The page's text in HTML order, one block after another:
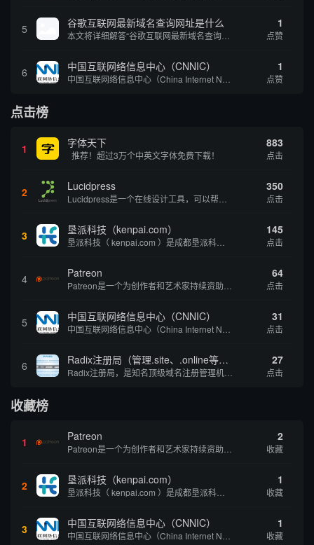
5 谷歌互联网最新域名查询网址是什么 1
点赞
6 中国互联网络信息中心（CNNIC） 1
点赞
点击榜
1 字体天下
推荐！超过3万个中英文字体免费下载！
883
点击
2 Lucidpress 350
点击
3 垦派科技（kenpai.com） 145
点击
4 Patreon 64
点击
5 中国互联网络信息中心（CNNIC） 31
点击
6 Radix注册局（管理.site、.online等顶级域名） 27
点击
收藏榜
1 Patreon 2
收藏
2 垦派科技（kenpai.com） 1
收藏
3 中国互联网络信息中心（CNNIC） 1
收藏